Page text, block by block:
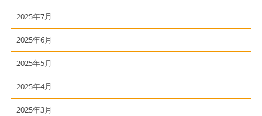
2025年7月
2025年6月
2025年5月
2025年4月
2025年3月